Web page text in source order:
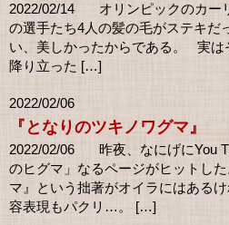
2022/02/14 オリンピックのカー
の選手たち4人の髪の毛がステキだ
い、美しかったからである。 実は
降り立った […]
2022/02/06
『となりのツキノワグマ』
2022/02/06 昨夜、なにげにYou
のヒグマ」なるページがヒットし
マ』という拙著がオイラにはある
容表現もパクリ…。 […]